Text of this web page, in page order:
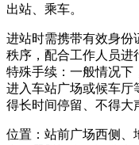
出站、乘车。
进站时需携带有效身份
秩序，配合工作人员进
特殊手续：一般情况下
进入车站广场或候车厅
得长时间停留、不得大
位置：站前广场西侧、